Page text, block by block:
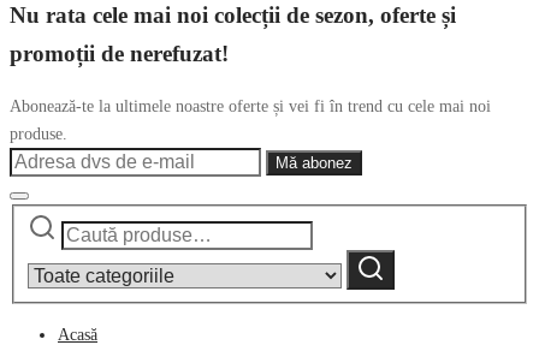
Nu rata cele mai noi colecții de sezon, oferte și
promoții de nerefuzat!
Abonează-te la ultimele noastre oferte și vei fi în trend cu cele mai noi
produse.
Caută
category:
Caută
Acasă